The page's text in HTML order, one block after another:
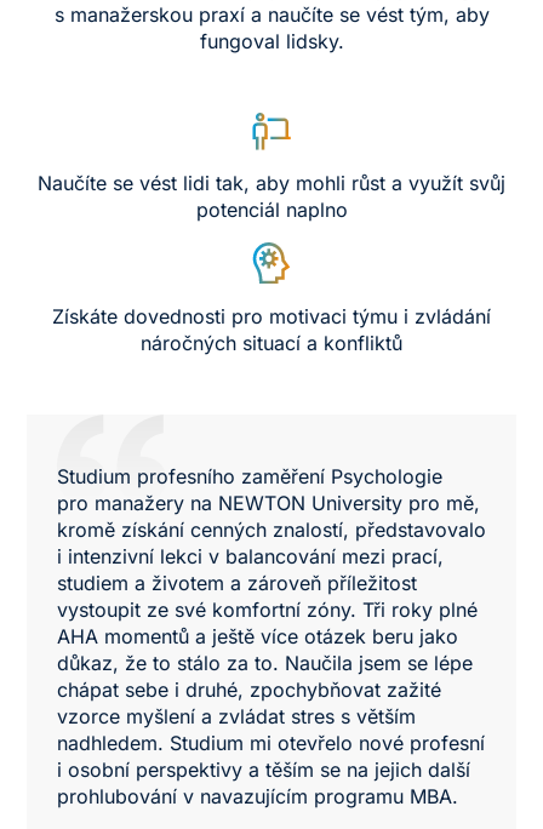
s manažerskou praxí a naučíte se vést tým, aby
fungoval lidsky.
Naučíte se vést lidi tak, aby mohli růst a využít svůj
potenciál naplno
Získáte dovednosti pro motivaci týmu i zvládání
náročných situací a konfliktů
Studium profesního zaměření Psychologie
pro manažery na NEWTON University pro mě,
kromě získání cenných znalostí, představovalo
i intenzivní lekci v balancování mezi prací,
studiem a životem a zároveň příležitost
vystoupit ze své komfortní zóny. Tři roky plné
AHA momentů a ještě více otázek beru jako
důkaz, že to stálo za to. Naučila jsem se lépe
chápat sebe i druhé, zpochybňovat zažité
vzorce myšlení a zvládat stres s větším
nadhledem. Studium mi otevřelo nové profesní
i osobní perspektivy a těším se na jejich další
prohlubování v navazujícím programu MBA.